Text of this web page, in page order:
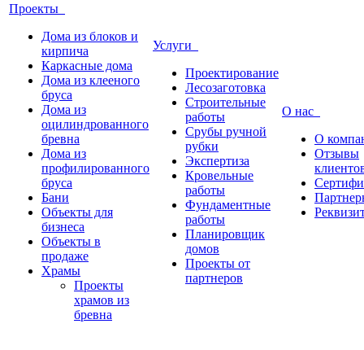
Проекты
Дома из блоков и
кирпича
Каркасные дома
Дома из клееного
бруса
Дома из
оцилиндрованного
бревна
Дома из
профилированного
бруса
Бани
Объекты для
бизнеса
Объекты в
продаже
Храмы
Проекты
храмов из
бревна
Услуги
Проектирование
Лесозаготовка
Строительные
работы
Срубы ручной
рубки
Экспертиза
Кровельные
работы
Фундаментные
работы
Планировщик
домов
Проекты от
партнеров
О нас
О
Отзывы